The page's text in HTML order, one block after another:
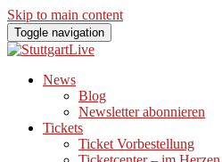
Skip to main content
Toggle navigation
News
Blog
Newsletter abonnieren
Tickets
Ticket Vorbestellung